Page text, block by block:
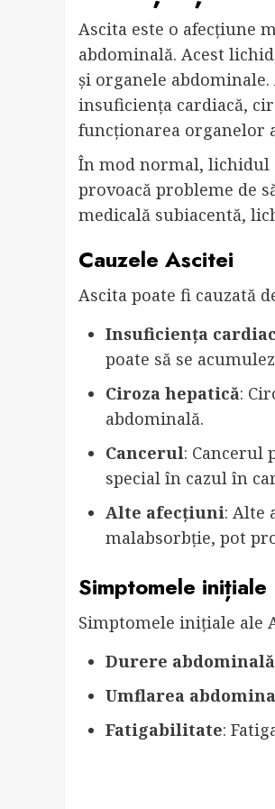
Ascita este o afecțiune
abdominală. Acest
și organele
insuficiența cardiacă,
funcționarea organelor
În mod normal, lichidul
provoacă probleme de
medicală subiacentă,
Cauzele Ascitei
Ascita poate fi cauzată
Insuficiența
poate să se
Ciroza hepatică:
abdominală.
Cancerul: Cancerul
special în cazul în
Alte afecțiuni: Alte
malabsorbție, pot
Simptomele inițiale
Simptomele inițiale ale
Durere abdominală
Umflarea
Fatigabilitate: